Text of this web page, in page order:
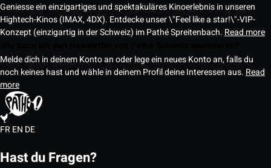
Geniesse ein einzigartiges und spektakuläres Kinoerlebnis in unseren
Hightech-Kinos (IMAX, 4DX). Entdecke unser \"Feel like a star!\"-VIP-
Konzept (einzigartig in der Schweiz) im Pathé Spreitenbach. Read more
Melde dich in deinem Konto an oder lege ein neues Konto an, falls du
noch keines hast und wähle in deinem Profil deine Interessen aus. Read
more
FREN DE
Hast du Fragen?